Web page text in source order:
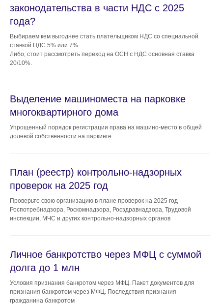
законодательства в части НДС с 2025
года?
Выбираем кем выгоднее стать плательщиком НДС со специальной
ставкой НДС 5% или 7%.
Либо, стоит рассмотреть переход на ОСН с НДС основная ставка
20/10%.
Выделение машиноместа на парковке
многоквартирного дома
Упрощенный порядок регистрации права на машино-место в общей
долевой собственности на паркинге
План (реестр) контрольно-надзорных
проверок на 2025 год
Проверьте свою организацию в плане проверок на 2025 год
Роспотребнадзора, Роскомнадзора, Росздравнадзора, Трудовой
инспекции, МЧС и других контрольно-надзорных органов
Личное банкротство через МФЦ с суммой
долга до 1 млн
Условия признания банкротом через МФЦ. Пакет документов для
признания банкротом через МФЦ. Последствия признания
гражданина банкротом
СВЯЗАТЬСЯ С НАМИ
Работаем с 9.00 до 18.00
Суббота и воскресенье выходной
+7 (383) 202-13-77
TELEGRAM